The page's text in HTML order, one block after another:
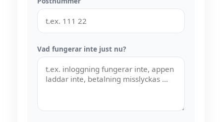
Vad fungerar inte just nu?